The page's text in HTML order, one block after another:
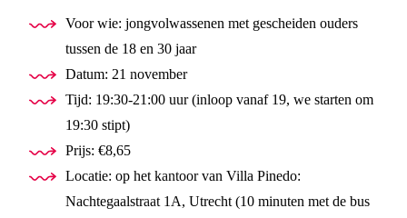
Voor wie: jongvolwassenen met gescheiden ouders
tussen de 18 en 30 jaar
Datum: 21 november
Tijd: 19:30-21:00 uur (inloop vanaf 19, we starten om
19:30 stipt)
Prijs: €8,65
Locatie: op het kantoor van Villa Pinedo:
Nachtegaalstraat 1A, Utrecht (10 minuten met de bus